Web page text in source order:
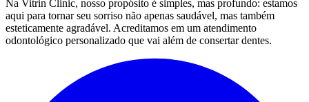
Na Vitrin Clinic, nosso propósito é simples, mas profundo: estamos
aqui para tornar seu sorriso não apenas saudável, mas também
esteticamente agradável. Acreditamos em um atendimento
odontológico personalizado que vai além de consertar dentes.